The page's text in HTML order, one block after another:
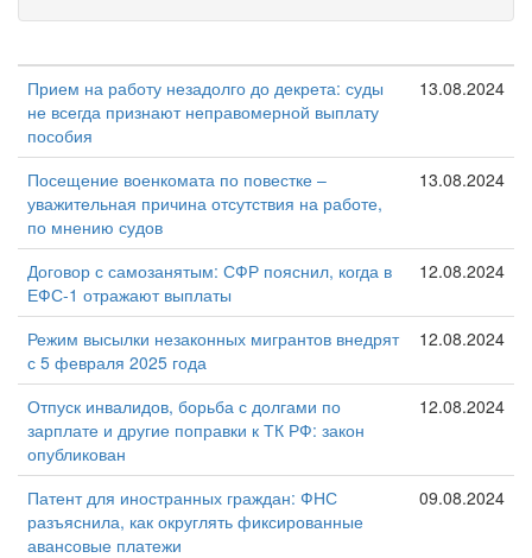
Прием на работу незадолго до декрета: суды
не всегда признают неправомерной выплату
пособия
13.08.2024
Посещение военкомата по повестке –
уважительная причина отсутствия на работе,
по мнению судов
13.08.2024
Договор с самозанятым: СФР пояснил, когда в
ЕФС-1 отражают выплаты
12.08.2024
Режим высылки незаконных мигрантов внедрят
с 5 февраля 2025 года
12.08.2024
Отпуск инвалидов, борьба с долгами по
зарплате и другие поправки к ТК РФ: закон
опубликован
12.08.2024
Патент для иностранных граждан: ФНС
разъяснила, как округлять фиксированные
авансовые платежи
09.08.2024